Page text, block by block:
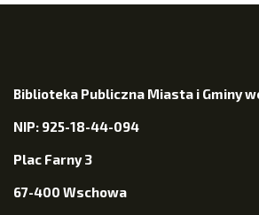
Biblioteka Publiczna Miasta i Gminy
NIP: 925-18-44-094
Plac Farny 3
67-400 Wschowa